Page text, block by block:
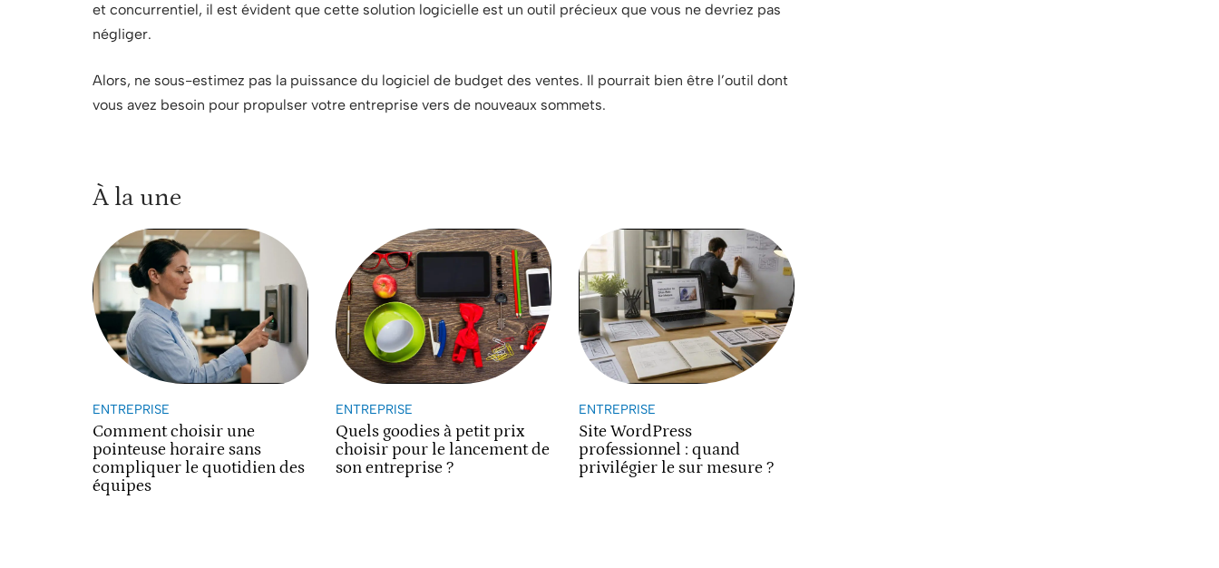
et concurrentiel, il est évident que cette solution logicielle est un outil précieux que vous ne devriez pas
négliger.
Alors, ne sous-estimez pas la puissance du logiciel de budget des ventes. Il pourrait bien être l’outil dont
vous avez besoin pour propulser votre entreprise vers de nouveaux sommets.
À la une
ENTREPRISE
Comment choisir une
pointeuse horaire sans
compliquer le quotidien des
équipes
ENTREPRISE
Quels goodies à petit prix
choisir pour le lancement de
son entreprise ?
ENTREPRISE
Site WordPress
professionnel : quand
privilégier le sur mesure ?